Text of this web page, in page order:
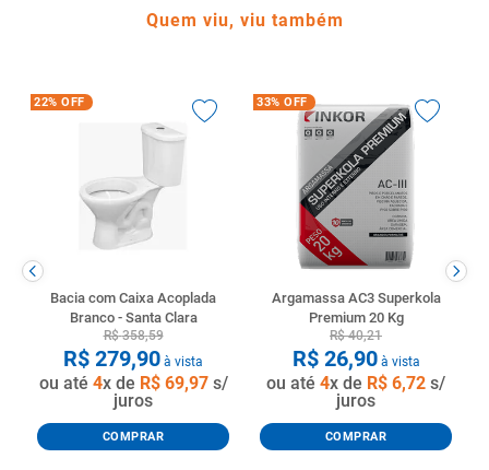
Quem viu, viu também
22% OFF
Bacia com Caixa Acoplada
Branco - Santa Clara
R$ 358,59
R$ 279,90 à vista
ou até 4x de R$ 69,97s/
juros
COMPRAR
33% OFF
Argamassa AC3 Superkola
Premium 20 Kg
R$ 40,21
R$ 26,90à vista
ou até 4x de R$ 6,72 s/
juros
COMPRAR